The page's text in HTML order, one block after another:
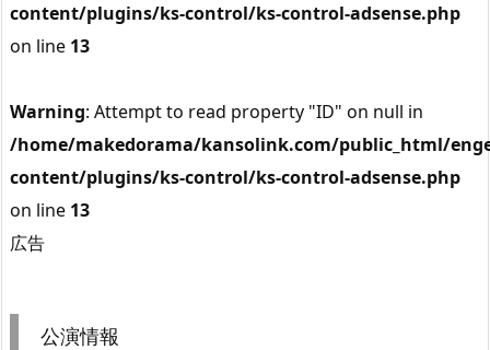
content/plugins/ks-control/ks-control-adsense.php
on line 13
Warning: Attempt to read property "ID" on null in
/home/makedorama/kansolink.com/public_html/
content/plugins/ks-control/ks-control-adsense.php
on line 13
広告
公演情報